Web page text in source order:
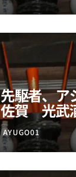
駆者、ア
賀 光武
AYUGO01